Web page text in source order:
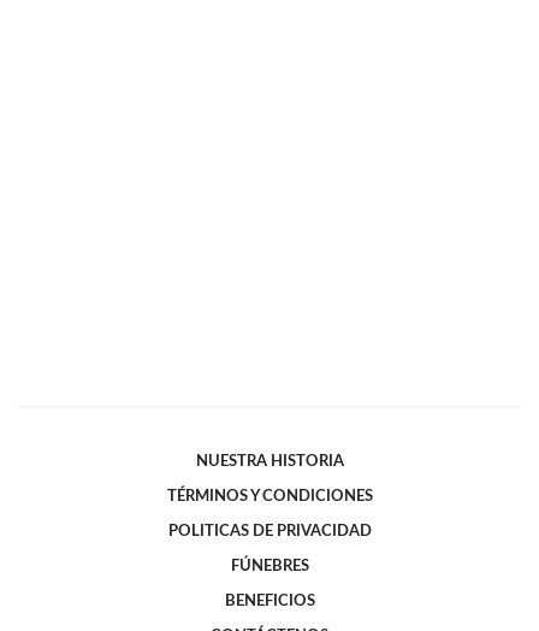
NUESTRA HISTORIA
TÉRMINOS Y CONDICIONES
POLITICAS DE PRIVACIDAD
FÚNEBRES
BENEFICIOS